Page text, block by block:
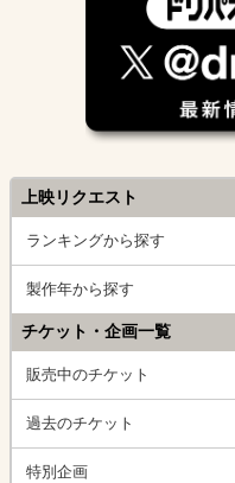
上映リクエスト
ランキングから探す
製作年から探す
チケット・企画一覧
販売中のチケット
過去のチケット
特別企画